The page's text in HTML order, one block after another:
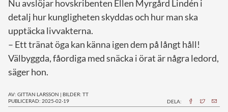
Nu avslöjar hovskribenten Ellen Myrgård Lindén i
detalj hur kungligheten skyddas och hur man ska
upptäcka livvakterna.
– Ett tränat öga kan känna igen dem på långt håll!
Välbyggda, fåordiga med snäcka i örat är några ledord,
säger hon.
AV: GITTAN LARSSON | BILDER: TT
PUBLICERAD: 2025-02-19
DELA: